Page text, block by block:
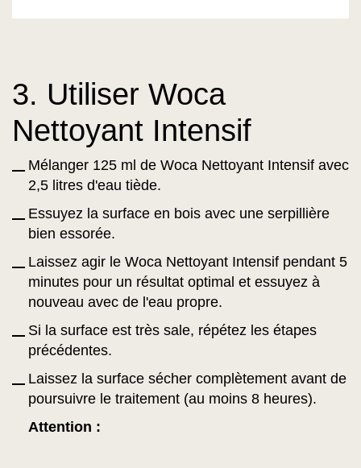
3. Utiliser Woca
Nettoyant Intensif
Mélanger 125 ml de Woca Nettoyant Intensif avec
2,5 litres d'eau tiède.
Essuyez la surface en bois avec une serpillière
bien essorée.
Laissez agir le Woca Nettoyant Intensif pendant 5
minutes pour un résultat optimal et essuyez à
nouveau avec de l'eau propre.
Si la surface est très sale, répétez les étapes
précédentes.
Laissez la surface sécher complètement avant de
poursuivre le traitement (au moins 8 heures).
Attention :